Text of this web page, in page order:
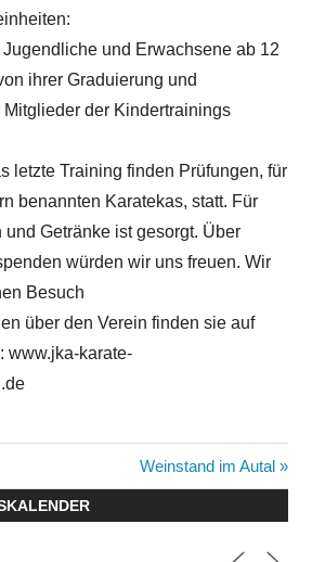
und Erwachsene ab 12
ihrer Graduierung und
Mitglieder der Kindertrainings
letzte Training finden Prüfungen, für
benannten Karatekas, statt. Für
und Getränke ist gesorgt. Über
würden wir uns freuen. Wir
Besuch
über den Verein finden sie auf
www.jka-karate-
Nächster
Beitrag:
Weinstand im Autal